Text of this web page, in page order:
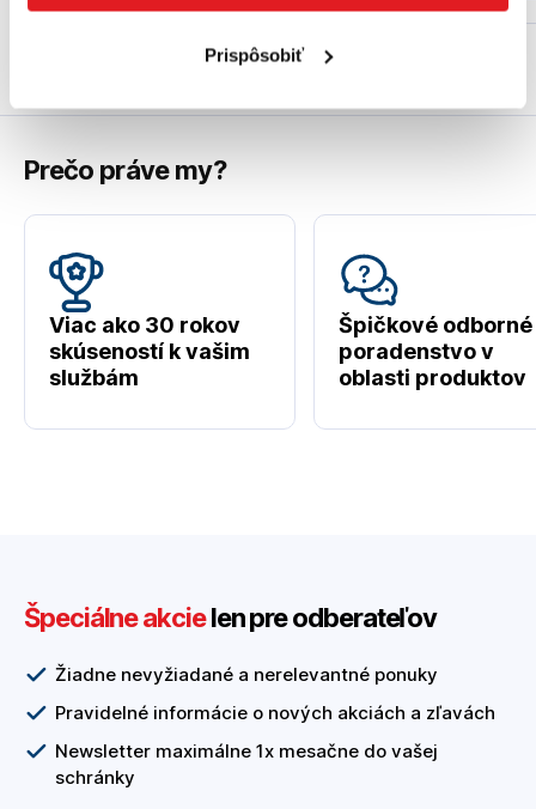
Prispôsobiť
Prečo práve my?
Viac ako 30 rokov
skúseností k vašim
službám
Špičkové odborné
poradenstvo v
oblasti produktov
Špeciálne akcielen pre odberateľov
Žiadne nevyžiadané a nerelevantné ponuky
Pravidelné informácie o nových akciách a zľavách
Newsletter maximálne 1x mesačne do vašej
schránky